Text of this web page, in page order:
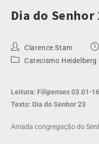
Dia do Senhor
Clarence Stam
Catecismo Heidelberg
Leitura: Filipenses 03.01-
Texto: Dia do Senhor 23
Amada congregação do